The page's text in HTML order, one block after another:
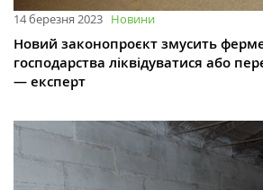
14 березня 2023 Новини
Новий законопроєкт змусить
господарства ліквідуватися або
— експерт